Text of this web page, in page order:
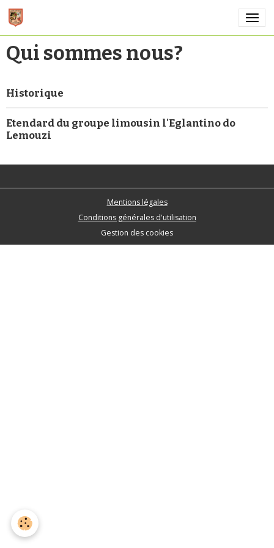
Qui sommes nous?
Historique
Etendard du groupe limousin l'Eglantino do
Lemouzi
Mentions légales
Conditions générales d'utilisation
Gestion des cookies